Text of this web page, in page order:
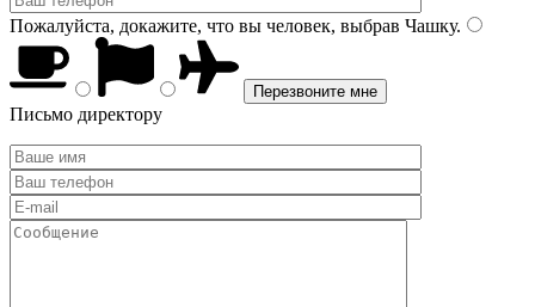
Пожалуйста, докажите, что вы человек, выбрав Чашку.
Письмо директору